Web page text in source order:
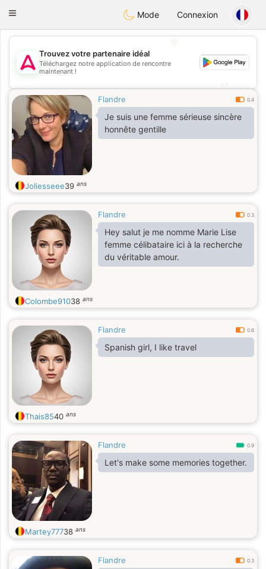
Tantôt
Toggle
Mode Connexion
💖
💕
Trouvez votre partenaire idéal
Téléchargez notre application de rencontre
maintenant !
Flandre 0.4
Je suis une femme sérieuse sincère
honnête gentille
Joliesseee39 ans
Flandre 0.3
Hey salut je me nomme Marie Lise
femme célibataire ici à la recherche
du véritable amour.
Colombe91038 ans
Flandre 0.6
Spanish girl, I like travel
Thais8540 ans
Flandre 0.9
Let's make some memories together.
Martey77738 ans
Flandre 0.3